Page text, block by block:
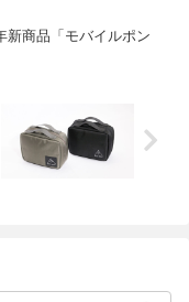
新商品「モバイルポン